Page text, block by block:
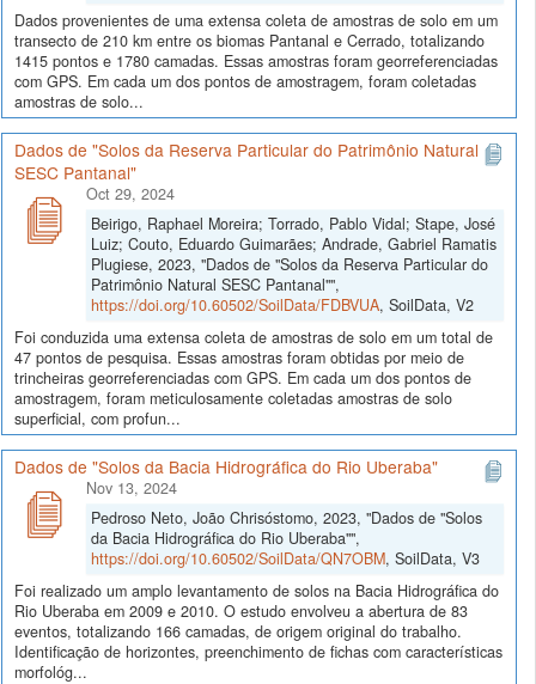
Dados provenientes de uma extensa coleta de amostras de solo em um
transecto de 210 km entre os biomas Pantanal e Cerrado, totalizando
1415 pontos e 1780 camadas. Essas amostras foram georreferenciadas
com GPS. Em cada um dos pontos de amostragem, foram coletadas
amostras de solo...
Dados de "Solos da Reserva Particular do Patrimônio Natural
SESC Pantanal"
Oct 29, 2024
Beirigo, Raphael Moreira; Torrado, Pablo Vidal; Stape, José
Luiz; Couto, Eduardo Guimarães; Andrade, Gabriel Ramatis
Plugiese, 2023, "Dados de "Solos da Reserva Particular do
Patrimônio Natural SESC Pantanal"",
https://doi.org/10.60502/SoilData/FDBVUA, SoilData, V2
Foi conduzida uma extensa coleta de amostras de solo em um total de
47 pontos de pesquisa. Essas amostras foram obtidas por meio de
trincheiras georreferenciadas com GPS. Em cada um dos pontos de
amostragem, foram meticulosamente coletadas amostras de solo
superficial, com profun...
Dados de "Solos da Bacia Hidrográfica do Rio Uberaba"
Nov 13, 2024
Pedroso Neto, João Chrisóstomo, 2023, "Dados de "Solos
da Bacia Hidrográfica do Rio Uberaba"",
https://doi.org/10.60502/SoilData/QN7OBM, SoilData, V3
Foi realizado um amplo levantamento de solos na Bacia Hidrográfica do
Rio Uberaba em 2009 e 2010. O estudo envolveu a abertura de 83
eventos, totalizando 166 camadas, de origem original do trabalho.
Identificação de horizontes, preenchimento de fichas com características
morfológ...